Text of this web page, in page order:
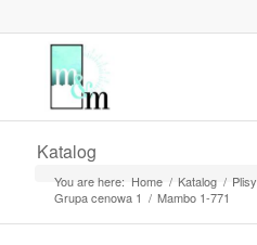
Katalog
You are here: Home / Katalog / Plisy
Grupa cenowa 1 / Mambo 1-771